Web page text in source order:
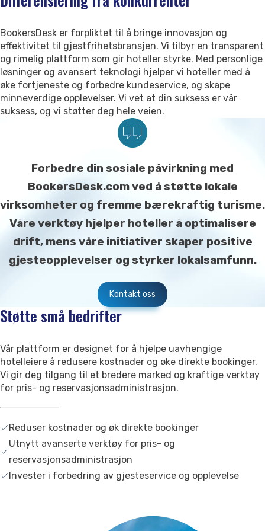
Kontakt oss
Support
BookersDesk er forpliktet til å bringe innovasjon og
effektivitet til gjestfrihetsbransjen. Vi tilbyr en transparent
og rimelig plattform som gir hoteller styrke. Med personlige
løsninger og avansert teknologi hjelper vi hoteller med å
øke fortjeneste og forbedre kundeservice, og skape
minneverdige opplevelser. Vi vet at din suksess er vår
suksess, og vi støtter deg hele veien.
Forbedre din sosiale påvirkning med
BookersDesk.com ved å støtte lokale
virksomheter og fremme bærekraftig turisme.
Våre verktøy hjelper hoteller å optimalisere
drift, mens våre initiativer skaper positive
gjesteopplevelser og styrker lokalsamfunn.
Kontakt oss
Støtte små bedrifter
Vår plattform er designet for å hjelpe uavhengige
hotelleiere å redusere kostnader og øke direkte bookinger.
Vi gir deg tilgang til et bredere marked og kraftige verktøy
for pris- og reservasjonsadministrasjon.
Reduser kostnader og øk direkte bookinger
Utnytt avanserte verktøy for pris- og
reservasjonsadministrasjon
Invester i forbedring av gjesteservice og opplevelse